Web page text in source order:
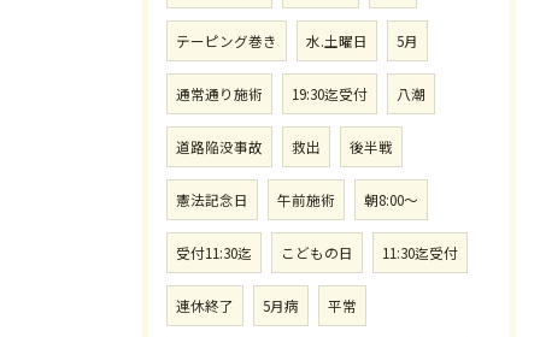
テーピング巻き 水.土曜日 5月
通常通り施術 19:30迄受付 八潮
道路陥没事故 救出 後半戦
憲法記念日 午前施術 朝8:00〜
受付11:30迄 こどもの日 11:30迄受付
連休終了 5月病 平常